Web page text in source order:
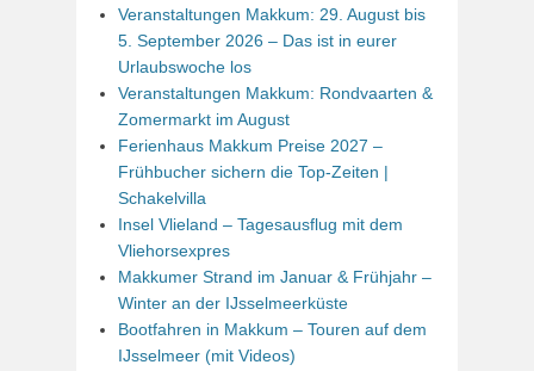
Veranstaltungen Makkum: 29. August bis
5. September 2026 – Das ist in eurer
Urlaubswoche los
Veranstaltungen Makkum: Rondvaarten &
Zomermarkt im August
Ferienhaus Makkum Preise 2027 –
Frühbucher sichern die Top-Zeiten |
Schakelvilla
Insel Vlieland – Tagesausflug mit dem
Vliehorsexpres
Makkumer Strand im Januar & Frühjahr –
Winter an der IJsselmeerküste
Bootfahren in Makkum – Touren auf dem
IJsselmeer (mit Videos)